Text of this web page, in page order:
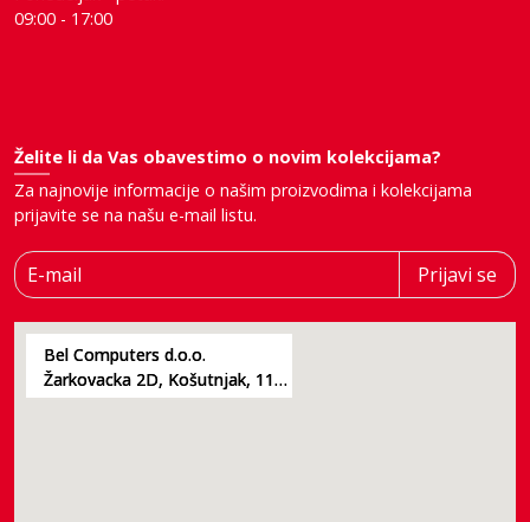
09:00 - 17:00
Želite li da Vas obavestimo o novim kolekcijama?
Za najnovije informacije o našim proizvodima i kolekcijama
prijavite se na našu e-mail listu.
E-mail Prijavi se
Bel Computers d.o.o.
Žarkovacka 2D, Košutnjak, 11000, Beograd